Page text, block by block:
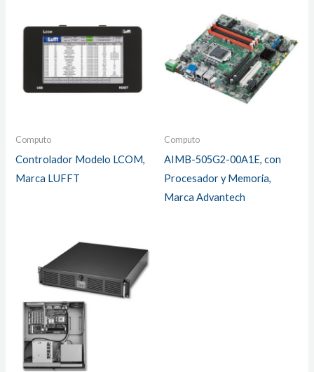
Computo
Controlador Modelo LCOM,
Marca LUFFT
Computo
AIMB-505G2-00A1E, con
Procesador y Memoria,
Marca Advantech